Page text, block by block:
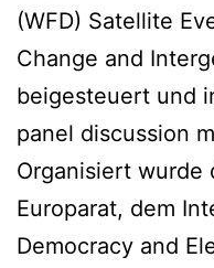
(WFD) Satellite
Change and
beigesteuert und
panel discussion
Organisiert wurde
Europarat, dem
Democracy and